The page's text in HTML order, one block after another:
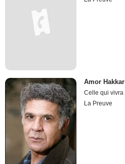
Amor Hakkar
Celle qui vivra
La Preuve